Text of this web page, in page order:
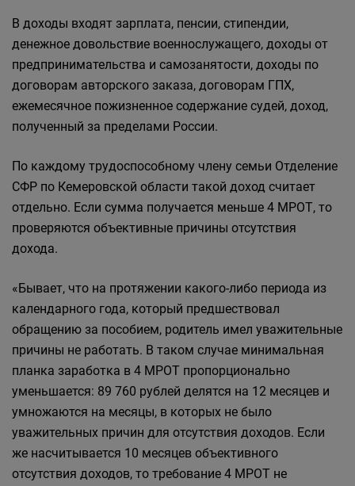
В доходы входят зарплата, пенсии, стипендии,
денежное довольствие военнослужащего, доходы от
предпринимательства и самозанятости, доходы по
договорам авторского заказа, договорам ГПХ,
ежемесячное пожизненное содержание судей, доход,
полученный за пределами России.
По каждому трудоспособному члену семьи Отделение
СФР по Кемеровской области такой доход считает
отдельно. Если сумма получается меньше 4 МРОТ, то
проверяются объективные причины отсутствия
дохода.
«Бывает, что на протяжении какого-либо периода из
календарного года, который предшествовал
обращению за пособием, родитель имел уважительные
причины не работать. В таком случае минимальная
планка заработка в 4 МРОТ пропорционально
уменьшается: 89 760 рублей делятся на 12 месяцев и
умножаются на месяцы, в которых не было
уважительных причин для отсутствия доходов. Если
же насчитывается 10 месяцев объективного
отсутствия доходов, то требование 4 МРОТ не